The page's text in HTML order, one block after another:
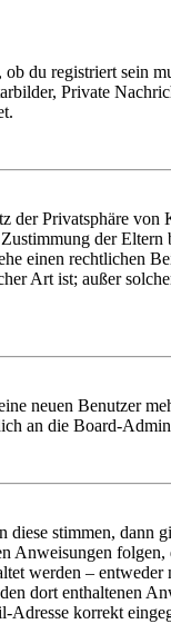
du registriert sein
Private
Privatsphäre
der
einen rechtlichen
Art ist; außer
neuen Benutzer
an die Board-
diese stimmen, dann
Anweisungen
werden –
dort enthaltenen
korrekt